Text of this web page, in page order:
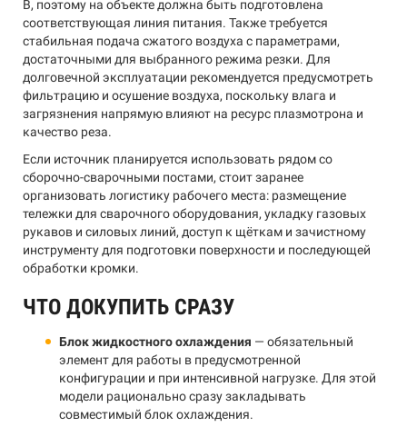
В, поэтому на объекте должна быть подготовлена
соответствующая линия питания. Также требуется
стабильная подача сжатого воздуха с параметрами,
достаточными для выбранного режима резки. Для
долговечной эксплуатации рекомендуется предусмотреть
фильтрацию и осушение воздуха, поскольку влага и
загрязнения напрямую влияют на ресурс плазмотрона и
качество реза.
Если источник планируется использовать рядом со
сборочно-сварочными постами, стоит заранее
организовать логистику рабочего места: размещение
тележки для сварочного оборудования, укладку газовых
рукавов и силовых линий, доступ к щёткам и зачистному
инструменту для подготовки поверхности и последующей
обработки кромки.
ЧТО ДОКУПИТЬ СРАЗУ
Блок жидкостного охлаждения — обязательный
элемент для работы в предусмотренной
конфигурации и при интенсивной нагрузке. Для этой
модели рационально сразу закладывать
совместимый блок охлаждения.